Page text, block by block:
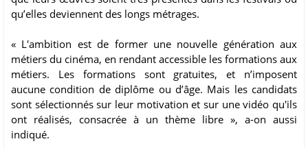
qu’elles deviennent des longs métrages.
« L'ambition est de former une nouvelle génération aux
métiers du cinéma, en rendant accessible les formations aux
métiers. Les formations sont gratuites, et n’imposent
aucune condition de diplôme ou d’âge. Mais les candidats
sont sélectionnés sur leur motivation et sur une vidéo qu'ils
ont réalisés, consacrée à un thème libre », a-on aussi
indiqué.